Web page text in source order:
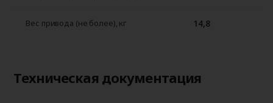
Вес привода (не более), кг 14,8
Техническая документация